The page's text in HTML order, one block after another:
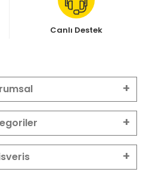
Canlı Destek